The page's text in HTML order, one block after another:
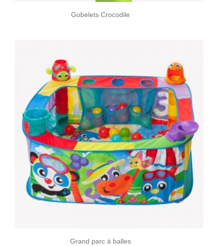
Gobelets Crocodile
Grand parc à balles